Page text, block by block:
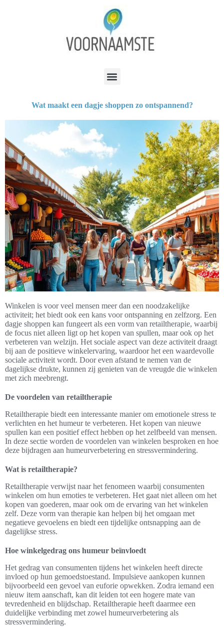
Wat maakt een dagje shoppen zo ontspannend?
Winkelen is voor veel mensen meer dan een noodzakelijke
activiteit; het biedt ook een kans voor ontspanning en zelfzorg. Een
dagje shoppen kan fungeert als een vorm van retailtherapie, waarbij
de focus niet alleen ligt op het kopen van spullen, maar ook op het
verbeteren van welzijn. Het sociale aspect van deze activiteit draagt
bij aan de positieve winkelervaring, waardoor het een waardevolle
sociale activiteit wordt. Door even afstand te nemen van de
dagelijkse drukte, kunnen zij genieten van de vreugde die winkelen
met zich meebrengt.
De voordelen van retailtherapie
Retailtherapie biedt een interessante manier om emotionele stress te
verlichten en het humeur te verbeteren. Het kopen van nieuwe
spullen kan een positief effect hebben op het zelfbeeld van mensen.
In deze sectie worden de voordelen van winkelen besproken en hoe
deze bijdragen aan humeurverbetering en stressvermindering.
Wat is retailtherapie?
Retailtherapie verwijst naar het fenomeen waarbij consumenten
winkelen om hun emoties te verbeteren. Het gaat niet alleen om het
kopen van goederen, maar ook om de ervaring van het winkelen
zelf. Deze vorm van therapie kan helpen bij het omgaan met
negatieve gevoelens en biedt een tijdelijke ontsnapping aan de
dagelijkse stress.
Hoe winkelgedrag ons humeur beïnvloedt
Het gedrag van consumenten tijdens het winkelen heeft directe
invloed op hun gemoedstoestand. Impulsieve aankopen kunnen
bijvoorbeeld een gevoel van euforie opwekken. Zodra iemand een
nieuw item aanschaft, kan dit leiden tot een hogere mate van
tevredenheid en blijdschap. Retailtherapie heeft daarmee een
duidelijke verbinding met zowel humeurverbetering als
stressvermindering.